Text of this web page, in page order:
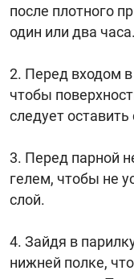
после плотного
один или два часа.
Перед входом
чтобы
следует оставить
Перед парной
гелем, чтобы не
слой.
Зайдя в
нижней полке,